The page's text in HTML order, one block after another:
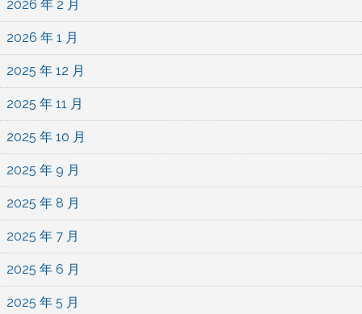
2026 年 2 月
2026 年 1 月
2025 年 12 月
2025 年 11 月
2025 年 10 月
2025 年 9 月
2025 年 8 月
2025 年 7 月
2025 年 6 月
2025 年 5 月